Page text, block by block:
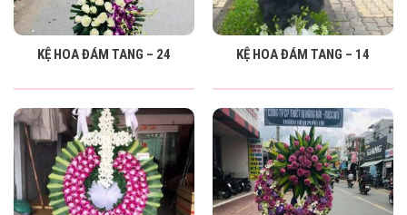
KỆ HOA ĐÁM TANG – 24 KỆ HOA ĐÁM TANG – 14